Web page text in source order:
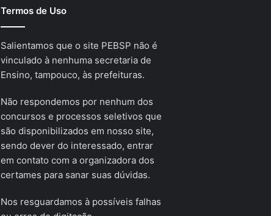
Termos de Uso
Salientamos que o site PEBSP não é
vinculado à nenhuma secretaria de
Ensino, tampouco, às prefeituras.
Não respondemos por nenhum dos
concursos e processos seletivos que
são disponibilizados em nosso site,
sendo dever do interessado, entrar
em contato com a organizadora dos
certames para sanar suas dúvidas.
Nos resguardamos à possíveis falhas